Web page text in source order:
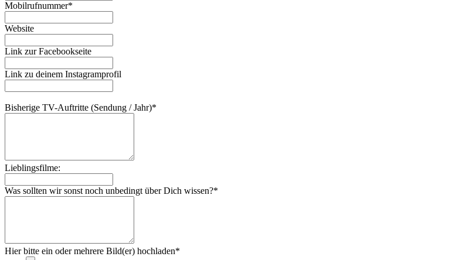
Mobilrufnummer*
Website
Link zur Facebookseite
Link zu deinem Instagramprofil
Bisherige TV-Auftritte (Sendung / Jahr)*
Lieblingsfilme:
Was sollten wir sonst noch unbedingt über Dich wissen?*
Hier bitte ein oder mehrere Bild(er) hochladen*